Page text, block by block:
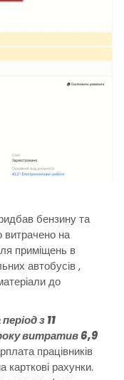
бензину та
витрачено на
приміщень в
автобусів ,
до
з 11
витратив 6,9
працівників
карткові рахунки.